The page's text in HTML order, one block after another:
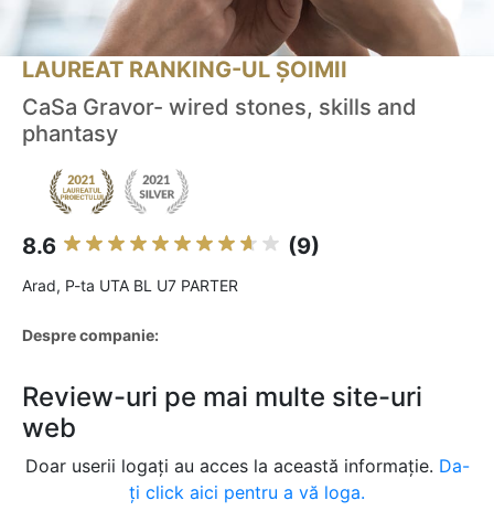
LAUREAT RANKING-UL ȘOIMII
CaSa Gravor- wired stones, skills and
phantasy
8.6 (9)
Arad, P-ta UTA BL U7 PARTER
Despre companie:
Review-uri pe mai multe site-uri
web
Doar userii logați au acces la această informație. Da-
ți click aici pentru a vă loga.